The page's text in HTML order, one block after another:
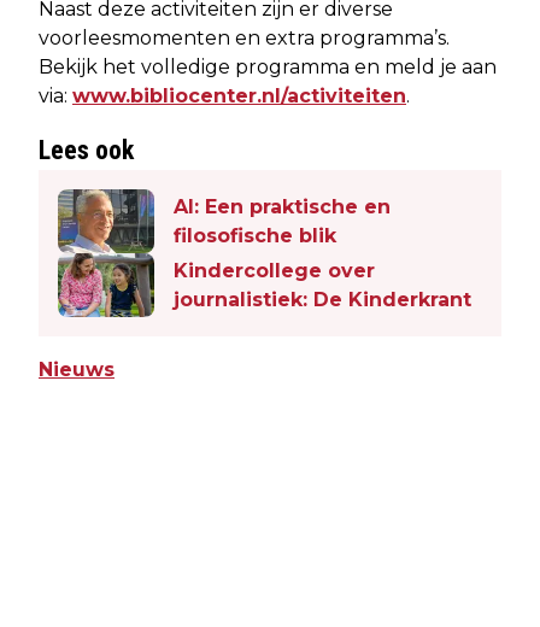
Naast deze activiteiten zijn er diverse
voorleesmomenten en extra programma’s.
Bekijk het volledige programma en meld je aan
via: www.bibliocenter.nl/activiteiten.
Lees ook
AI: Een praktische en
filosofische blik
Kindercollege over
journalistiek: De Kinderkrant
Nieuws